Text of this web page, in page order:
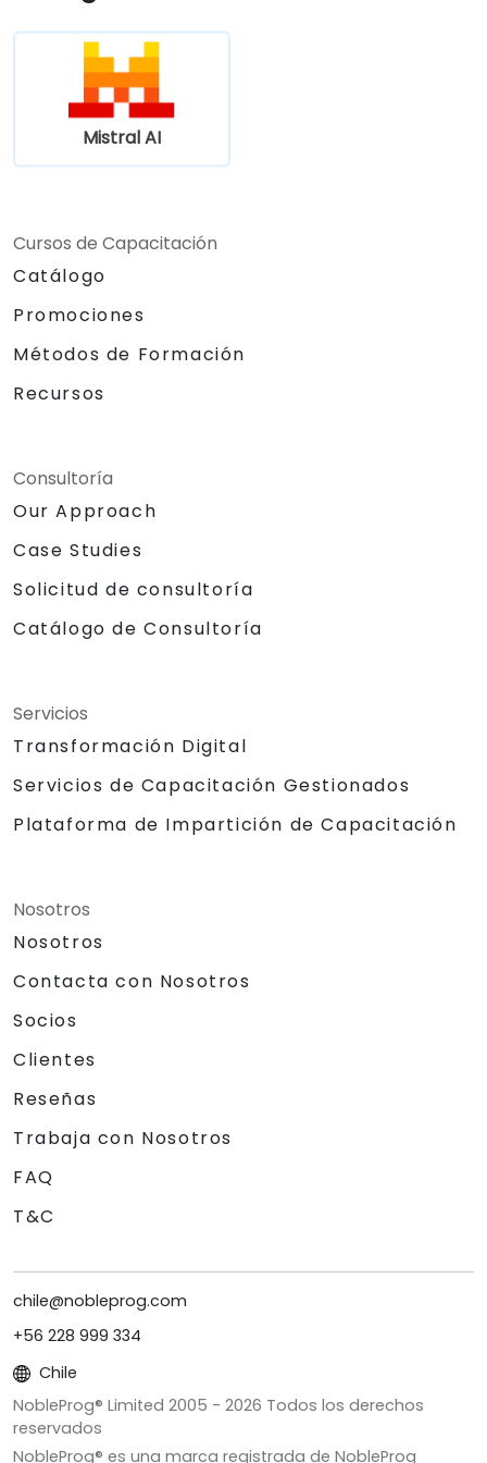
Mistral AI
Cursos de Capacitación
Catálogo
Promociones
Métodos de Formación
Recursos
Consultoría
Our Approach
Case Studies
Solicitud de consultoría
Catálogo de Consultoría
Servicios
Transformación Digital
Servicios de Capacitación Gestionados
Plataforma de Impartición de Capacitación
Nosotros
Nosotros
Contacta con Nosotros
Socios
Clientes
Reseñas
Trabaja con Nosotros
FAQ
T&C
chile@nobleprog.com
+56 228 999 334
Chile
NobleProg® Limited 2005 - 2026 Todos los derechos
reservados
NobleProg® es una marca registrada de NobleProg